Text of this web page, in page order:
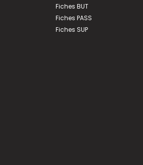
Fiches BUT
Fiches PASS
Fiches SUP